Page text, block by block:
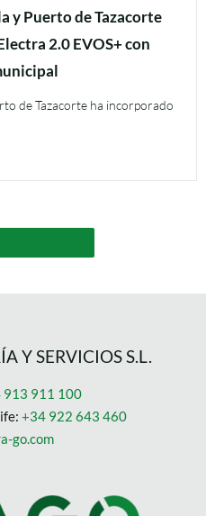
y Puerto de Tazacorte
2.0 EVOS+ con
de Tazacorte ha incorporado
Y SERVICIOS S.L.
913 911 100
+34 922 643 460
go.com